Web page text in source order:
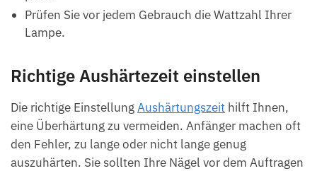
Prüfen Sie vor jedem Gebrauch die Wattzahl Ihrer
Lampe.
Richtige Aushärtezeit einstellen
Die richtige EinstellungAushärtungszeit hilft Ihnen,
eine Überhärtung zu vermeiden. Anfänger machen oft
den Fehler, zu lange oder nicht lange genug
auszuhärten. Sie sollten Ihre Nägel vor dem Auftragen